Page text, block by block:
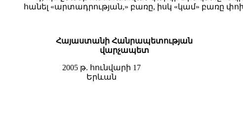
հանել «արտադրության,» բառը, իսկ «կամ» բառը
Հայաստանի Հանրապետության
վարչապետ
2005 թ. հունվարի 17
Երևան